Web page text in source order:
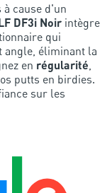
cause d'un
DF3i Noir intègre
qui
éliminant la
en régularité
putts en birdies.
sur les